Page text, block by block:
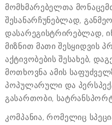
მომხმარებელთა
შესანარჩუნებლად,
დასარეგისტრირებლად,
მიზნით მათი შესყიდვის
აქტივობების შესახებ,
მოთხოვნა ამის
პოპულარული და
გასართობი,
კომპანია, რომელიც